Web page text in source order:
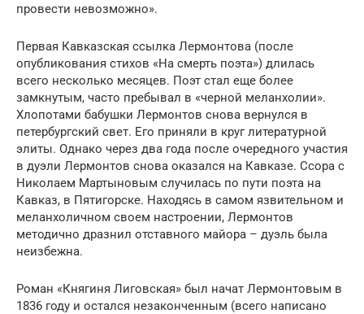
провести невозможно».
Первая Кавказская ссылка Лермонтова (после
опубликования стихов «На смерть поэта») длилась
всего несколько месяцев. Поэт стал еще более
замкнутым, часто пребывал в «черной меланхолии».
Хлопотами бабушки Лермонтов снова вернулся в
петербургский свет. Его приняли в круг литературной
элиты. Однако через два года после очередного участия
в дуэли Лермонтов снова оказался на Кавказе. Ссора с
Николаем Мартыновым случилась по пути поэта на
Кавказ, в Пятигорске. Находясь в самом язвительном и
меланхоличном своем настроении, Лермонтов
методично дразнил отставного майора – дуэль была
неизбежна.
Роман «Княгиня Лиговская» был начат Лермонтовым в
1836 году и остался незаконченным (всего написано